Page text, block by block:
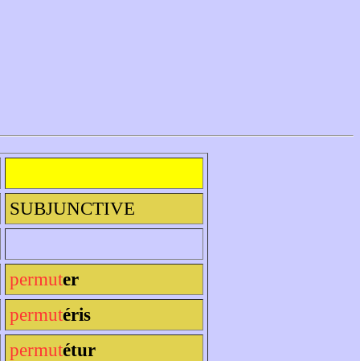
SUBJUNCTIVE
permuter
permutéris
permutétur